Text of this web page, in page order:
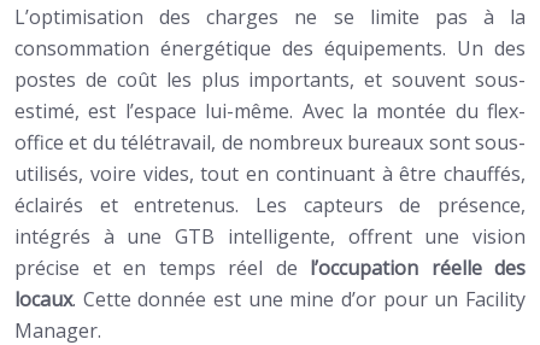
L’optimisation des charges ne se limite pas à la
consommation énergétique des équipements. Un des
postes de coût les plus importants, et souvent sous-
estimé, est l’espace lui-même. Avec la montée du flex-
office et du télétravail, de nombreux bureaux sont sous-
utilisés, voire vides, tout en continuant à être chauffés,
éclairés et entretenus. Les capteurs de présence,
intégrés à une GTB intelligente, offrent une vision
précise et en temps réel de l’occupation réelle des
locaux. Cette donnée est une mine d’or pour un Facility
Manager.